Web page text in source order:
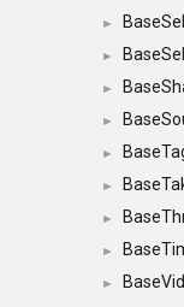
►
►
►
►
►
►
►
►
►